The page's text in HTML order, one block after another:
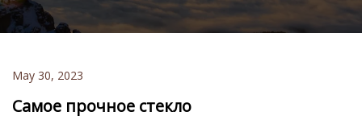
May 30, 2023
Самое прочное стекло